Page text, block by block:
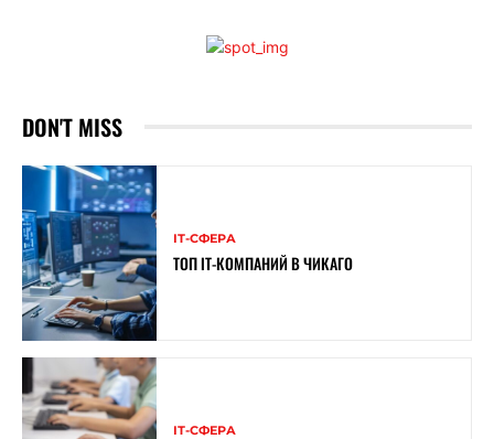
DON'T MISS
ІТ-СФЕРА
ТОП ІТ-КОМПАНИЙ В ЧИКАГО
ІТ-СФЕРА